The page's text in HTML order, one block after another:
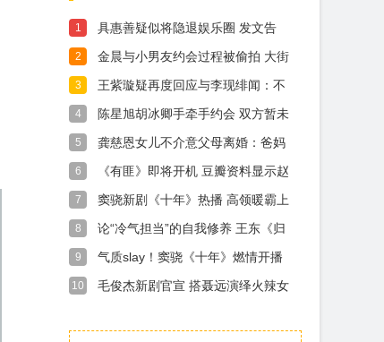
1
具惠善疑似将隐退娱乐圈 发文告
2
金晨与小男友约会过程被偷拍 大街
3
王紫璇疑再度回应与李现绯闻：不
4
陈星旭胡冰卿手牵手约会 双方暂未
5
龚慈恩女儿不介意父母离婚：爸妈
6
《有匪》即将开机 豆瓣资料显示赵
7
窦骁新剧《十年》热播 高领暖霸上
8
论“冷气担当”的自我修养 王东《归
9
气质slay！窦骁《十年》燃情开播
10
毛俊杰新剧官宣 搭聂远演绎火辣女